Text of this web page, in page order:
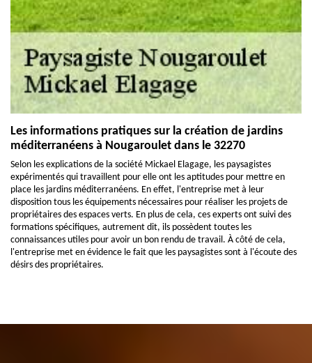
Les informations pratiques sur la création de jardins
méditerranéens à Nougaroulet dans le 32270
Selon les explications de la société Mickael Elagage, les paysagistes
expérimentés qui travaillent pour elle ont les aptitudes pour mettre en
place les jardins méditerranéens. En effet, l'entreprise met à leur
disposition tous les équipements nécessaires pour réaliser les projets de
propriétaires des espaces verts. En plus de cela, ces experts ont suivi des
formations spécifiques, autrement dit, ils possèdent toutes les
connaissances utiles pour avoir un bon rendu de travail. À côté de cela,
l'entreprise met en évidence le fait que les paysagistes sont à l'écoute des
désirs des propriétaires.